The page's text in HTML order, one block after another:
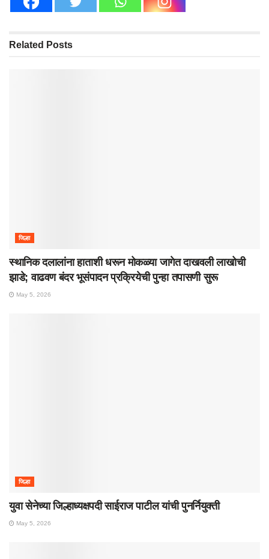
Related Posts
जिल्हा
स्थानिक दलालांना हाताशी धरून मोकळ्या जागेत दाखवली लाखोची
झाडे; वाढवण बंदर भूसंपादन प्रक्रियेची पुन्हा तपासणी सुरू
May 5, 2026
जिल्हा
युवा सेनेच्या जिल्हाध्यक्षपदी साईराज पाटील यांची पुनर्नियुक्ती
May 5, 2026